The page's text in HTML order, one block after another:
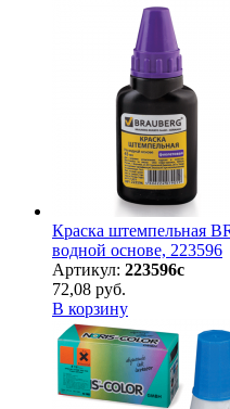
Краска штемпельная
водной основе, 223596
Артикул: 223596с
72,08 руб.
В корзину